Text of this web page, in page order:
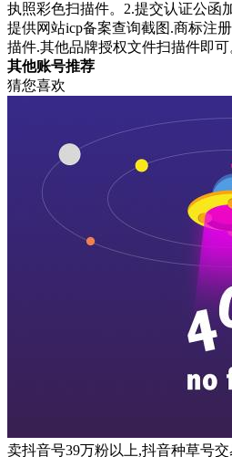
执照彩色扫描件。2.提交认证公函
提供网站icp备案查询截图.商标注
描件.其他品牌授权文件扫描件即可
其他账号推荐
猜您喜欢
卖抖音号39万粉以上,抖音种草号